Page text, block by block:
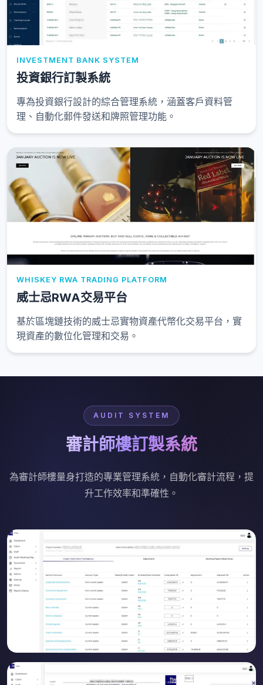
INVESTMENT BANK SYSTEM
投資銀行訂製系統
專為投資銀行設計的綜合管理系統，涵蓋客戶資料管
理、自動化郵件發送和牌照管理功能。
WHISKEY RWA TRADING PLATFORM
威士忌RWA交易平台
基於區塊鏈技術的威士忌實物資產代幣化交易平台，實
現資產的數位化管理和交易。
AUDIT SYSTEM
審計師樓訂製系統
為審計師樓量身打造的專業管理系統，自動化審計流程，提
升工作效率和準確性。